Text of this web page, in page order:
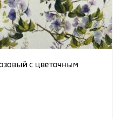
с цветочным